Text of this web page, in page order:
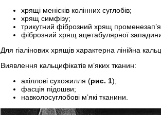
хрящі менісків колінних суглобів;
хрящ симфізу;
трикутний фіброзний хрящ
фіброзний хрящ ацетабулярної
Для гіалінових хрящів характерна лінійна
Виявлення кальцифікатів м’яких тканин:
ахіллові сухожилля (рис. 1);
фасція підошви;
навколосуглобові м’які тканини.